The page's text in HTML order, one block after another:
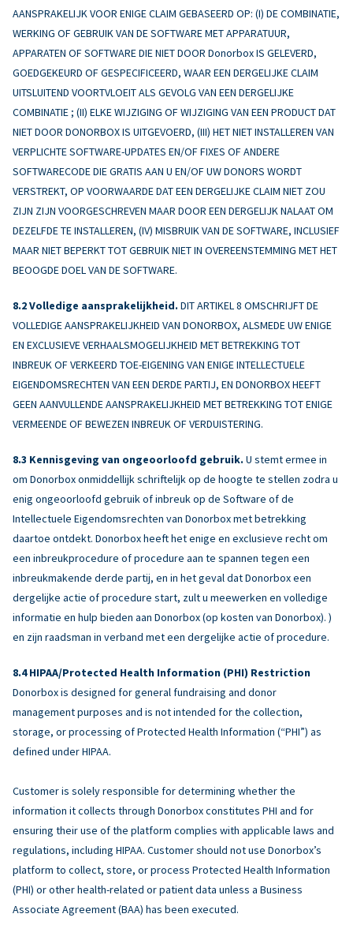
AANSPRAKELIJK VOOR ENIGE CLAIM GEBASEERD OP: (I) DE COMBINATIE,
WERKING OF GEBRUIK VAN DE SOFTWARE MET APPARATUUR,
APPARATEN OF SOFTWARE DIE NIET DOOR Donorbox IS GELEVERD,
GOEDGEKEURD OF GESPECIFICEERD, WAAR EEN DERGELIJKE CLAIM
UITSLUITEND VOORTVLOEIT ALS GEVOLG VAN EEN DERGELIJKE
COMBINATIE ; (II) ELKE WIJZIGING OF WIJZIGING VAN EEN PRODUCT DAT
NIET DOOR DONORBOX IS UITGEVOERD, (III) HET NIET INSTALLEREN VAN
VERPLICHTE SOFTWARE-UPDATES EN/OF FIXES OF ANDERE
SOFTWARECODE DIE GRATIS AAN U EN/OF UW DONORS WORDT
VERSTREKT, OP VOORWAARDE DAT EEN DERGELIJKE CLAIM NIET ZOU
ZIJN ZIJN VOORGESCHREVEN MAAR DOOR EEN DERGELIJK NALAAT OM
DEZELFDE TE INSTALLEREN, (IV) MISBRUIK VAN DE SOFTWARE, INCLUSIEF
MAAR NIET BEPERKT TOT GEBRUIK NIET IN OVEREENSTEMMING MET HET
BEOOGDE DOEL VAN DE SOFTWARE.
Volledige aansprakelijkheid. DIT ARTIKEL 8 OMSCHRIJFT DE
VOLLEDIGE AANSPRAKELIJKHEID VAN DONORBOX, ALSMEDE UW ENIGE
EN EXCLUSIEVE VERHAALSMOGELIJKHEID MET BETREKKING TOT
INBREUK OF VERKEERD TOE-EIGENING VAN ENIGE INTELLECTUELE
EIGENDOMSRECHTEN VAN EEN DERDE PARTIJ, EN DONORBOX HEEFT
GEEN AANVULLENDE AANSPRAKELIJKHEID MET BETREKKING TOT ENIGE
VERMEENDE OF BEWEZEN INBREUK OF VERDUISTERING.
Kennisgeving van ongeoorloofd gebruik. U stemt ermee in
om Donorbox onmiddellijk schriftelijk op de hoogte te stellen zodra u
enig ongeoorloofd gebruik of inbreuk op de Software of de
Intellectuele Eigendomsrechten van Donorbox met betrekking
daartoe ontdekt. Donorbox heeft het enige en exclusieve recht om
een inbreukprocedure of procedure aan te spannen tegen een
inbreukmakende derde partij, en in het geval dat Donorbox een
dergelijke actie of procedure start, zult u meewerken en volledige
informatie en hulp bieden aan Donorbox (op kosten van Donorbox). )
en zijn raadsman in verband met een dergelijke actie of procedure.
HIPAA/Protected Health Information (PHI) Restriction
Donorbox is designed for general fundraising and donor
management purposes and is not intended for the collection,
storage, or processing of Protected Health Information (“PHI”) as
defined under HIPAA.
Customer is solely responsible for determining whether the
information it collects through Donorbox constitutes PHI and for
ensuring their use of the platform complies with applicable laws and
regulations, including HIPAA. Customer should not use Donorbox’s
platform to collect, store, or process Protected Health Information
(PHI) or other health-related or patient data unless a Business
Associate Agreement (BAA) has been executed.